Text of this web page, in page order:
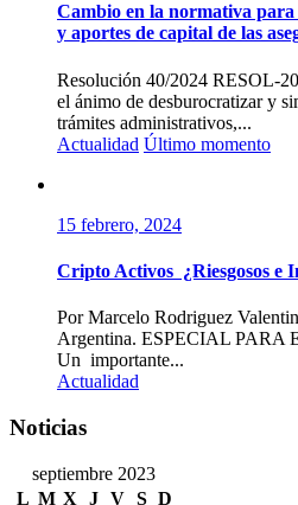
Cambio en la normativa para
y aportes de capital de las
Resolución 40/2024 RESOL-
el ánimo de desburocratizar y
trámites administrativos,...
Actualidad Último momento
15 febrero, 2024
Cripto Activos ¿Riesgosos e
Por Marcelo Rodriguez
Argentina. ESPECIAL PARA
Un importante...
Actualidad
Noticias
septiembre 2023
L M X J V S D